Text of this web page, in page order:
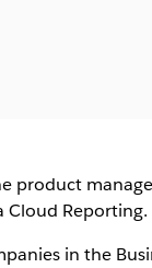
product
Cloud Reporting.
in the